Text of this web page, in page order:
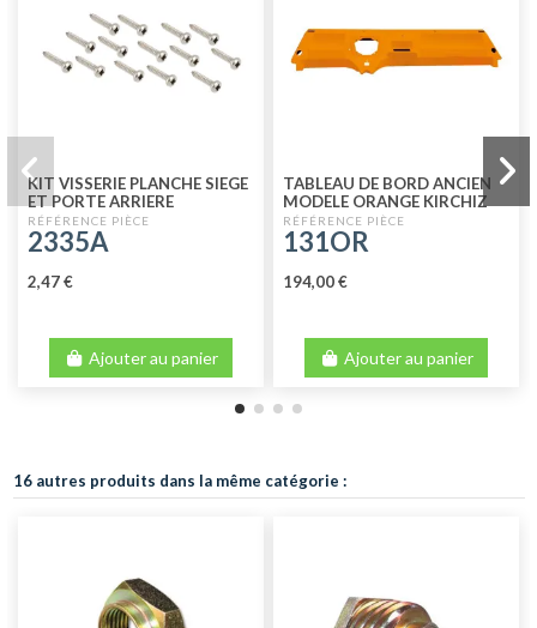
KIT VISSERIE PLANCHE SIEGE
ET PORTE ARRIERE
2335A
2,47 €
Ajouter au panier
TABLEAU DE BORD ANCIEN
MODELE ORANGE KIRCHIZ
131OR
194,00 €
Ajouter au panier
16 autres produits dans la même catégorie :